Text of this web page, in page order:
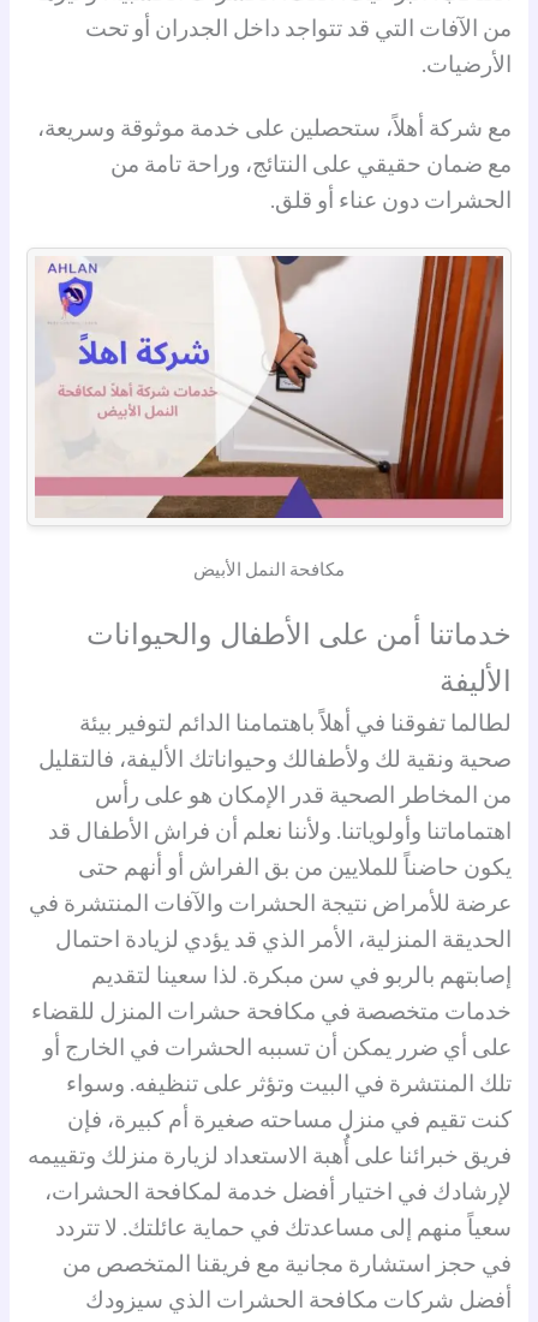
من الآفات التي قد تتواجد داخل الجدران أو تحت
الأرضيات.
مع شركة أهلاً، ستحصلين على خدمة موثوقة وسريعة،
مع ضمان حقيقي على النتائج، وراحة تامة من
الحشرات دون عناء أو قلق.
مكافحة النمل الأبيض
خدماتنا أمن على الأطفال والحيوانات
الأليفة
لطالما تفوقنا في أهلاً باهتمامنا الدائم لتوفير بيئة
صحية ونقية لك ولأطفالك وحيواناتك الأليفة، فالتقليل
من المخاطر الصحية قدر الإمكان هو على رأس
اهتماماتنا وأولوياتنا. ولأننا نعلم أن فراش الأطفال قد
يكون حاضناً للملايين من بق الفراش أو أنهم حتى
عرضة للأمراض نتيجة الحشرات والآفات المنتشرة في
الحديقة المنزلية، الأمر الذي قد يؤدي لزيادة احتمال
إصابتهم بالربو في سن مبكرة. لذا سعينا لتقديم
خدمات متخصصة في مكافحة حشرات المنزل للقضاء
على أي ضرر يمكن أن تسببه الحشرات في الخارج أو
تلك المنتشرة في البيت وتؤثر على تنظيفه. وسواء
كنت تقيم في منزل مساحته صغيرة أم كبيرة، فإن
فريق خبرائنا على أُهبة الاستعداد لزيارة منزلك وتقييمه
لإرشادك في اختيار أفضل خدمة لمكافحة الحشرات،
سعياً منهم إلى مساعدتك في حماية عائلتك. لا تتردد
في حجز استشارة مجانية مع فريقنا المتخصص من
أفضل شركات مكافحة الحشرات الذي سيزودك